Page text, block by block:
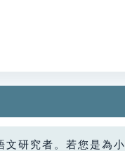
文研究者。若您是為小